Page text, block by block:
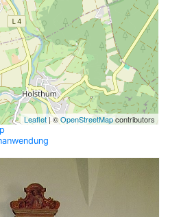
Leaflet | ©OpenStreetMapcontributors